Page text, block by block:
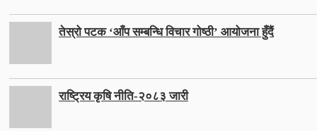
तेस्रो पटक ‘आँप सम्बन्धि विचार गोष्ठी’ आयोजना हुँदैं
राष्ट्रिय कृषि नीति-२०८३ जारी